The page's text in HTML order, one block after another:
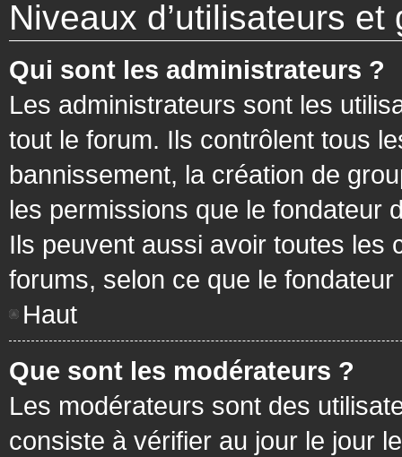
Niveaux d’utilisateurs et
Qui sont les administrateurs ?
Les administrateurs sont les
tout le forum. Ils contrôlent tous
bannissement, la création de
les permissions que le fondateur
Ils peuvent aussi avoir toutes les
forums, selon ce que le
Haut
Que sont les modérateurs ?
Les modérateurs sont des
consiste à vérifier au jour le jour